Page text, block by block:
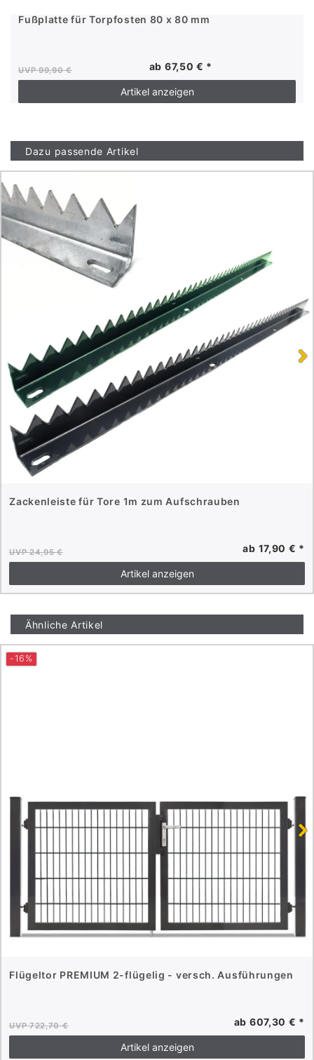
Fußplatte für Torpfosten 80 x 80 mm
UVP 99,90 € ab 67,50 € *
Artikel anzeigen
Dazu passende Artikel
Zackenleiste für Tore 1m zum Aufschrauben
UVP 24,95 € ab 17,90 € *
Artikel anzeigen
Ähnliche Artikel
-16%
Flügeltor PREMIUM 2-flügelig - versch. Ausführungen
UVP 722,70 € ab 607,30 € *
Artikel anzeigen